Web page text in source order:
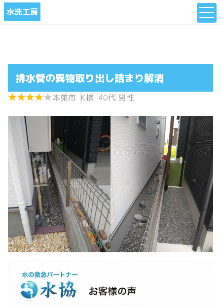
水洗工房
排水管の異物取り出し詰まり解消
★★★★★
★★★★★本巣市 K様 40代 男性